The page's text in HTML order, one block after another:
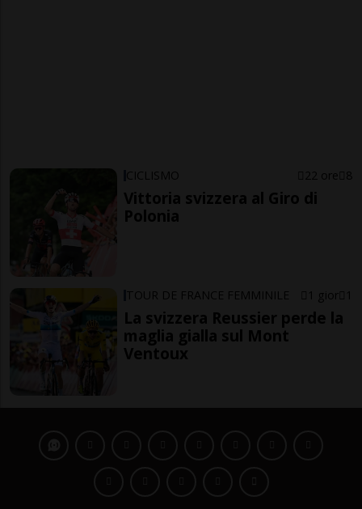
CICLISMO 22 ore 8
Vittoria svizzera al Giro di
Polonia
TOUR DE FRANCE FEMMINILE 1 gior 1
La svizzera Reussier perde la
maglia gialla sul Mont
Ventoux